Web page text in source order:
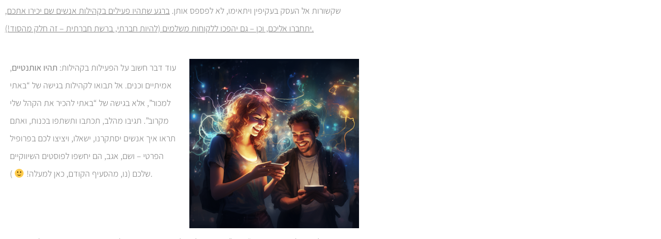
שקשורות אל העסק בעקיפין ויתאימו, לא לפספס אותן. ברגע שתהיו פעילים בקהילות אנשים שם יכירו אתכם,
יתחברו אליכם, וכן – גם יהפכו ללקוחות משלמים (להיות חברתי, ברשת חברתית – זה חלק מהסוד!).
עוד דבר חשוב על הפעילות בקהילות: תהיו אותנטיים,
אמיתיים וכנים. אל תבואו לקהילות בגישה של “באתי
למכור”, אלא בגישה של “באתי להכיר את הקהל שלי
מקרוב”. תגיבו מהלב, תכתבו ותשתפו בכנות, ואתם
תראו איך אנשים יסתקרנו, ישאלו, ויציצו לכם בפרופיל
הפרטי – ושם, אגב, הם יחשפו לפוסטים השיווקיים
שלכם (נו, מהסעיף הקודם, כאן למעלה!).